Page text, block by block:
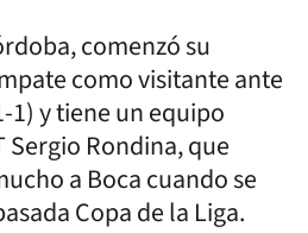
comenzó su
como visitante ante
1) y tiene un equipo
Rondina, que
a Boca cuando se
Copa de la Liga.